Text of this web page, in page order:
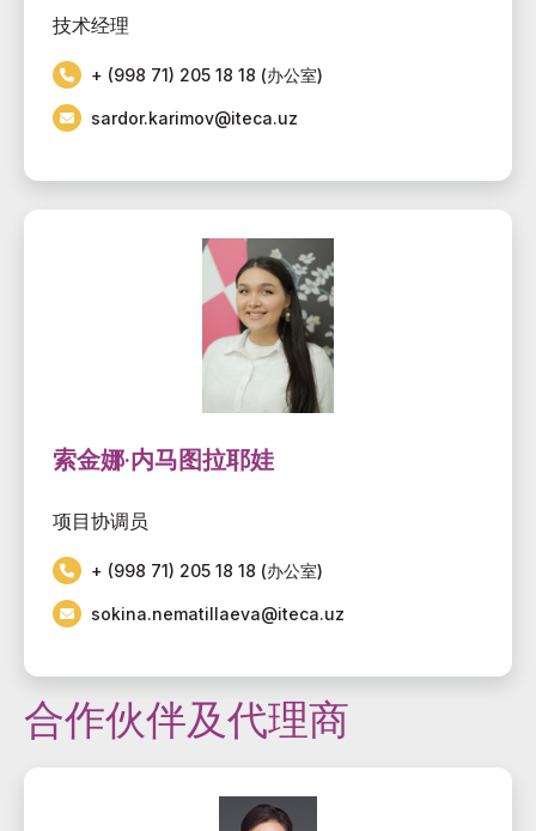
技术经理
+ (998 71) 205 18 18 (办公室)
sardor.karimov@iteca.uz
索金娜·内马图拉耶娃
项目协调员
+ (998 71) 205 18 18 (办公室)
sokina.nematillaeva@iteca.uz
合作伙伴及代理商